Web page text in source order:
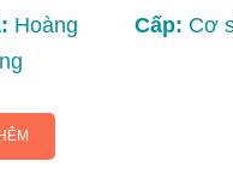
Hoàng
Cấp: Cơ